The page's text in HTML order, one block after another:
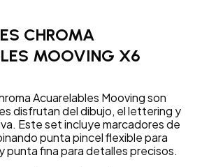
CHROMA
MOOVING X6
Acuarelables Mooving son
disfrutan del dibujo, el lettering y
Este set incluye marcadores de
punta pincel flexible para
punta fina para detalles precisos.